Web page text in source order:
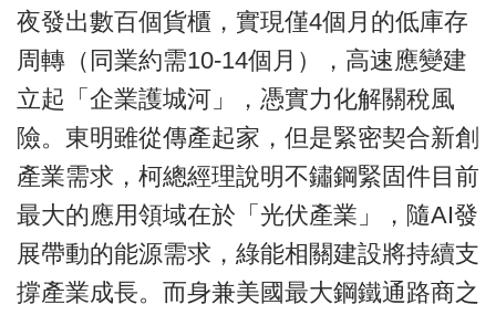
夜發出數百個貨櫃，實現僅4個月的低庫存
周轉（同業約需10-14個月），高速應變建
立起「企業護城河」，憑實力化解關稅風
險。東明雖從傳產起家，但是緊密契合新創
產業需求，柯總經理說明不鏽鋼緊固件目前
最大的應用領域在於「光伏產業」，隨AI發
展帶動的能源需求，綠能相關建設將持續支
撐產業成長。而身兼美國最大鋼鐵通路商之